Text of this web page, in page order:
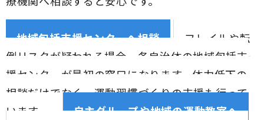
地域包括支援センターへ相談
フレイルや転
倒リスクが疑われる場合、各自治体の地域包括支
援センターが最初の窓口になります。体力低下の
相談だけでなく、運動習慣づくりの支援も行って
います。
自主グループや地域の運動教室へ